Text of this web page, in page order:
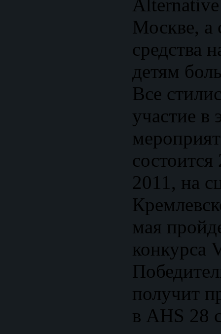
Москве, а
средства
детям
Все
участие в
2011, на
мая
конкурса
получит
в AHS 28